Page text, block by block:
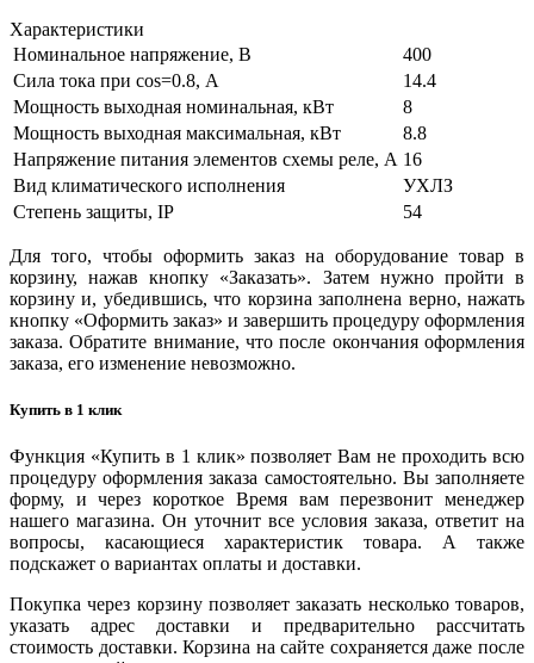
Характеристики
Номинальное напряжение, В
400
Сила тока при cos=0.8, А
14.4
Мощность выходная номинальная, кВт
8
Мощность выходная максимальная, кВт
8.8
Напряжение питания элементов схемы реле, А 16
Вид климатического исполнения
УХЛЗ
Степень защиты, IP
54
Для того, чтобы оформить заказ на оборудование товар в
корзину, нажав кнопку «Заказать». Затем нужно пройти в
корзину и, убедившись, что корзина заполнена верно, нажать
кнопку «Оформить заказ» и завершить процедуру оформления
заказа. Обратите внимание, что после окончания оформления
заказа, его изменение невозможно.
Купить в 1 клик
Функция «Купить в 1 клик» позволяет Вам не проходить всю
процедуру оформления заказа самостоятельно. Вы заполняете
форму, и через короткое Время вам перезвонит менеджер
нашего магазина. Он уточнит все условия заказа, ответит на
вопросы, касающиеся характеристик товара. А также
подскажет о вариантах оплаты и доставки.
Покупка через корзину позволяет заказать несколько товаров,
указать адрес доставки и предварительно рассчитать
стоимость доставки. Корзина на сайте сохраняется даже после